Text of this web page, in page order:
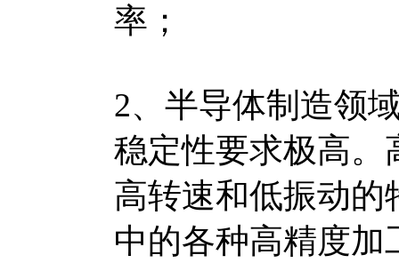
率；
2、半导体制造领
稳定性要求极高。
高转速和低振动的
中的各种高精度加